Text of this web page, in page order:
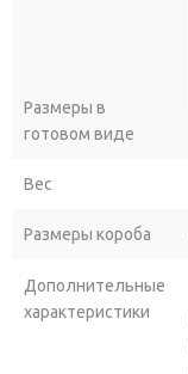
Размеры в
готовом виде
Вес
Размеры короба
Дополнительные
характеристики